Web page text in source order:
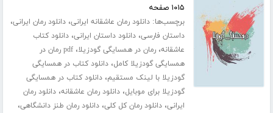
۱۰۱۵ صفحه
برچسب‌ها:دانلود رمان عاشقانه ایرانی،دانلود رمان ایرانی،
داستان فارسی،دانلود داستان ایرانی،دانلود کتاب
عاشقانه،رمان در همسایگی گودزیلا،
pdf رمان در
همسایگی گودزیلا کامل،دانلود کتاب در همسایگی
گودزیلا با لینک مستقیم،دانلود کتاب در همسایگی
گودزیلا برای موبایل،دانلود رمان عاشقانه،دانلود رمان
ایرانی،دانلود رمان کل کلی،دانلود رمان طنز دانشگاهی،